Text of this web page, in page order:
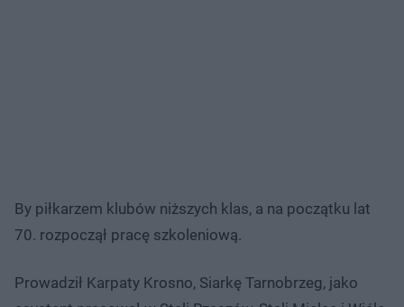
By piłkarzem klubów niższych klas, a na początku lat
70. rozpoczął pracę szkoleniową.
Prowadził Karpaty Krosno, Siarkę Tarnobrzeg, jako